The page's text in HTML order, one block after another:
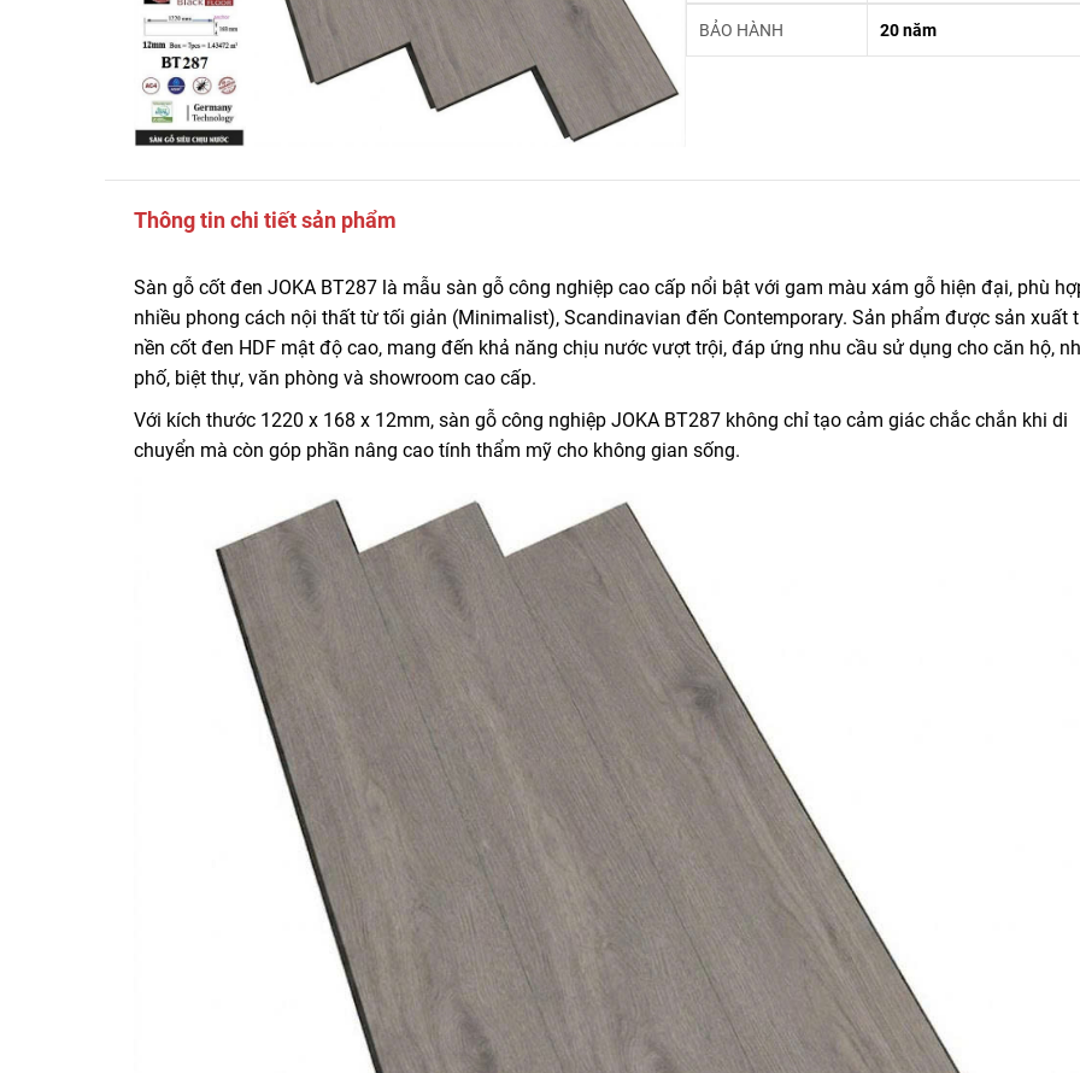
BẢO HÀNH 20 năm
Thông tin chi tiết sản phẩm
Sàn gỗ cốt đen JOKA BT287 là mẫu sàn gỗ công nghiệp cao cấp nổi bật với gam màu xám gỗ hiện đại, phù
nhiều phong cách nội thất từ tối giản (Minimalist), Scandinavian đến Contemporary. Sản phẩm được sản xuất
nền cốt đen HDF mật độ cao, mang đến khả năng chịu nước vượt trội, đáp ứng nhu cầu sử dụng cho căn hộ,
phố, biệt thự, văn phòng và showroom cao cấp.
Với kích thước 1220 x 168 x 12mm, sàn gỗ công nghiệp JOKA BT287 không chỉ tạo cảm giác chắc chắn khi di
chuyển mà còn góp phần nâng cao tính thẩm mỹ cho không gian sống.